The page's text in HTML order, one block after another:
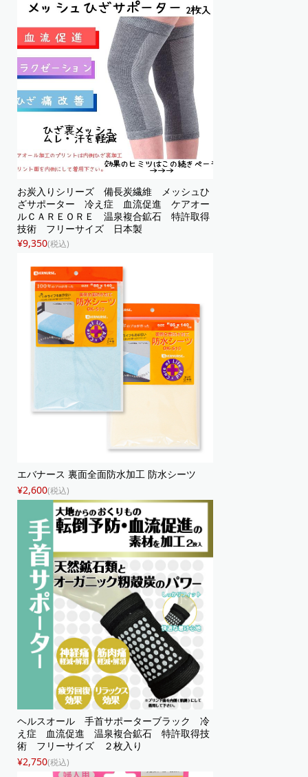
お炭入りシリーズ 備長炭繊維 メッシュひ
ざサポーター 冷え症 血流促進 ケアオー
ルＣＡＲＥＯＲＥ 温泉複合鉱石 特許取得
技術 フリーサイズ 日本製
¥9,350(税込)
エバナース 裏面全面防水加工 防水シーツ
¥2,600(税込)
ヘルスオール 手首サポーターブラック 冷
え症 血流促進 温泉複合鉱石 特許取得技
術 フリーサイズ ２枚入り
¥2,750(税込)